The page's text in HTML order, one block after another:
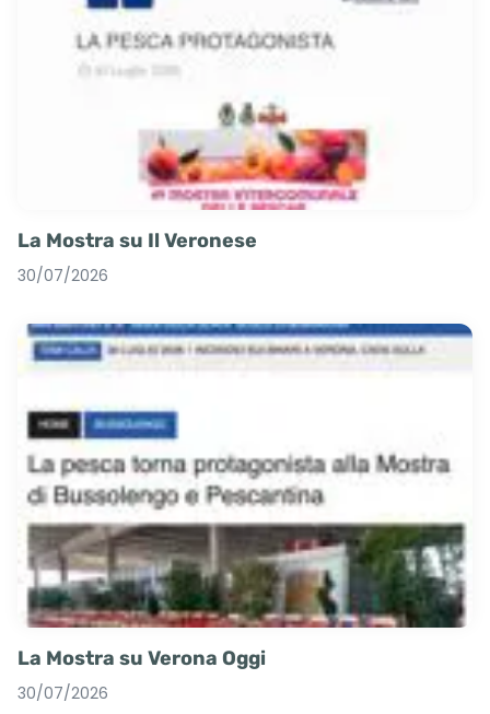
La Mostra su Il Veronese
30/07/2026
La Mostra su Verona Oggi
30/07/2026